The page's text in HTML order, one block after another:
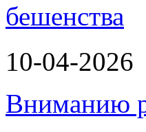
бешенства
10-04-2026
Вниманию